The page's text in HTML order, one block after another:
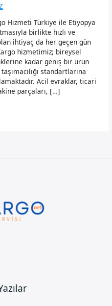
Hizmeti Türkiye ile Etiyopya
birlikte hızlı ve
ihtiyaç da her geçen gün
hizmetimiz; bireysel
kadar geniş bir ürün
standartlarına
Acil evraklar, ticari
parçaları, […]